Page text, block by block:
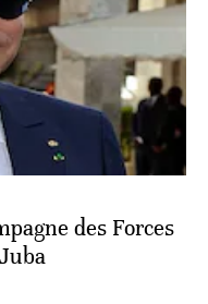
des Forces